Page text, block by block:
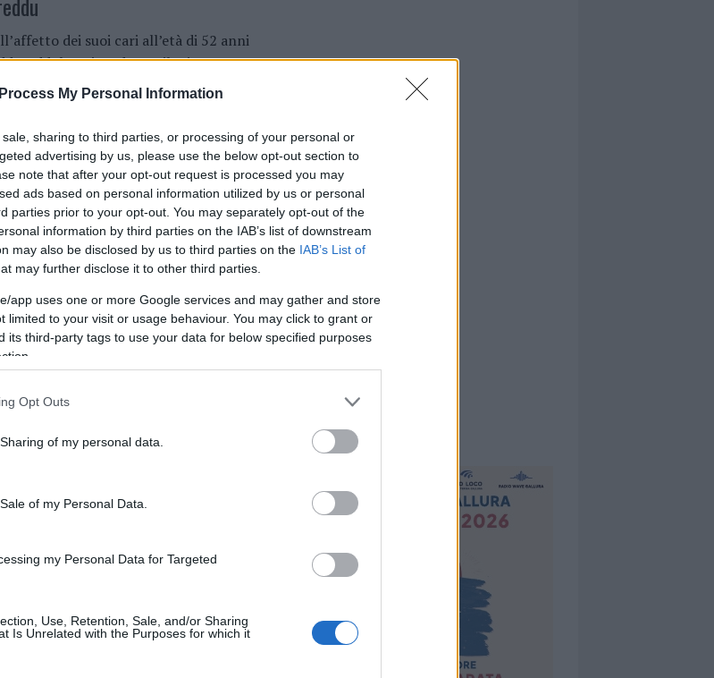
My Personal Information
sharing to third parties, or processing of your personal or
advertising by us, please use the below opt-out section to
note that after your opt-out request is processed you may
ads based on personal information utilized by us or personal
parties prior to your opt-out. You may separately opt-out of the
information by third parties on the IAB’s list of downstream
may also be disclosed by us to third parties on the IAB’s List of
may further disclose it to other third parties.
app uses one or more Google services and may gather and store
limited to your visit or usage behaviour. You may click to grant or
its third-party tags to use your data for below specified purposes
Opt Outs
of my personal data.
of my Personal Data.
my Personal Data for Targeted
Use, Retention, Sale, and/or Sharing
Is Unrelated with the Purposes for which it
dei suoi cari all’età di 52 anni
Addolorati ne danno il triste
Sebastiana, il babbo Pietro, le…